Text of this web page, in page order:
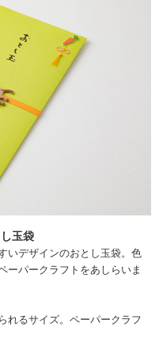
玉袋
いデザインのおとし玉袋。色
ーパークラフトをあしらいま
れるサイズ。ペーパークラフ